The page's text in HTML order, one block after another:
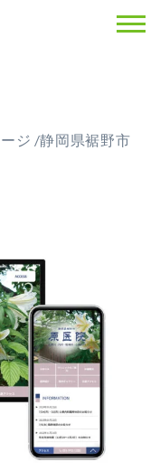
ジ /静岡県裾野市